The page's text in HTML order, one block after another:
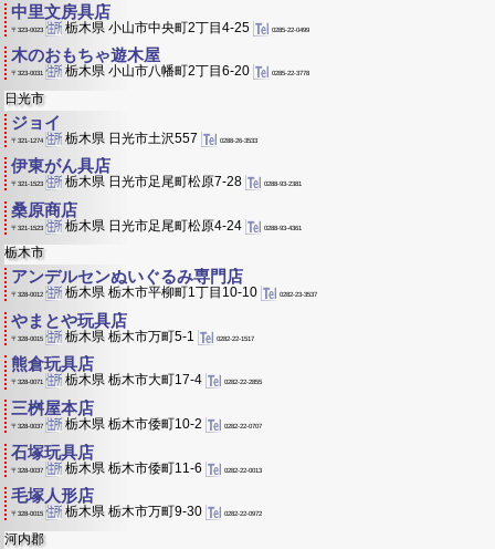
中里文房具店
〒323-0023 栃木県 小山市中央町2丁目4-25 0285-22-0499
木のおもちゃ遊木屋
〒323-0031 栃木県 小山市八幡町2丁目6-20 0285-22-3778
日光市
ジョイ
〒321-1274 栃木県 日光市土沢557 0288-26-3533
伊東がん具店
〒321-1523 栃木県 日光市足尾町松原7-28 0288-93-2381
桑原商店
〒321-1523 栃木県 日光市足尾町松原4-24 0288-93-4361
栃木市
アンデルセンぬいぐるみ専門店
〒328-0012 栃木県 栃木市平柳町1丁目10-10 0282-23-3537
やまとや玩具店
〒328-0015 栃木県 栃木市万町5-1 0282-22-1517
熊倉玩具店
〒328-0071 栃木県 栃木市大町17-4 0282-22-2855
三桝屋本店
〒328-0037 栃木県 栃木市倭町10-2 0282-22-0707
石塚玩具店
〒328-0037 栃木県 栃木市倭町11-6 0282-22-0013
毛塚人形店
〒328-0015 栃木県 栃木市万町9-30 0282-22-0972
河内郡